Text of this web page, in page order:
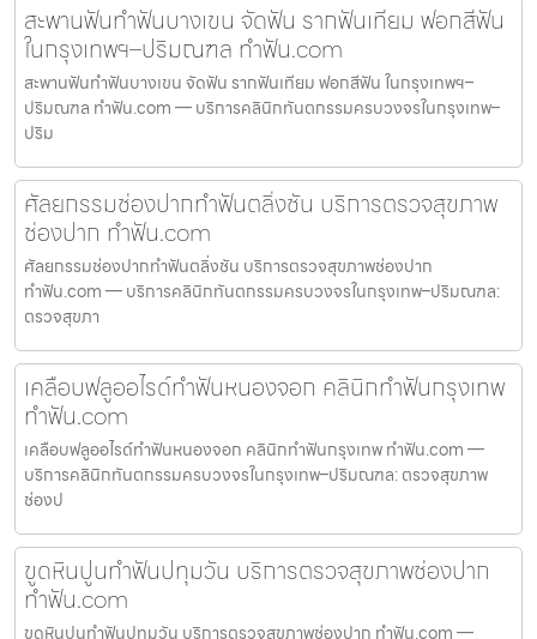
สะพานฟันทำฟันบางเขน จัดฟัน รากฟันเทียม ฟอกสีฟัน
ในกรุงเทพฯ–ปริมณฑล ทำฟัน.com
สะพานฟันทำฟันบางเขน จัดฟัน รากฟันเทียม ฟอกสีฟัน ในกรุงเทพฯ–
ปริมณฑล ทำฟัน.com — บริการคลินิกทันตกรรมครบวงจรในกรุงเทพ–
ปริม
ศัลยกรรมช่องปากทำฟันตลิ่งชัน บริการตรวจสุขภาพ
ช่องปาก ทำฟัน.com
ศัลยกรรมช่องปากทำฟันตลิ่งชัน บริการตรวจสุขภาพช่องปาก
ทำฟัน.com — บริการคลินิกทันตกรรมครบวงจรในกรุงเทพ–ปริมณฑล:
ตรวจสุขภา
เคลือบฟลูออไรด์ทำฟันหนองจอก คลินิกทำฟันกรุงเทพ
ทำฟัน.com
เคลือบฟลูออไรด์ทำฟันหนองจอก คลินิกทำฟันกรุงเทพ ทำฟัน.com —
บริการคลินิกทันตกรรมครบวงจรในกรุงเทพ–ปริมณฑล: ตรวจสุขภาพ
ช่องป
ขูดหินปูนทำฟันปทุมวัน บริการตรวจสุขภาพช่องปาก
ทำฟัน.com
ขูดหินปูนทำฟันปทุมวัน บริการตรวจสุขภาพช่องปาก ทำฟัน.com —